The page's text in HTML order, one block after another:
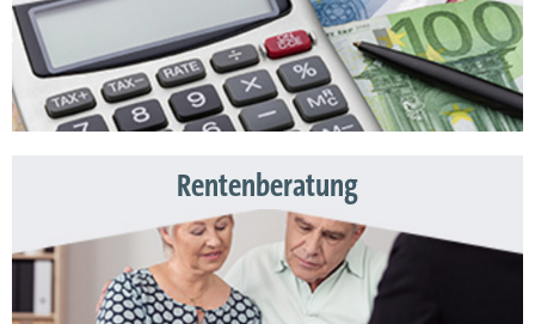
Rentenberatung